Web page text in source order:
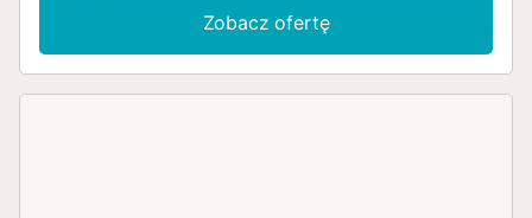
Zobacz ofertę